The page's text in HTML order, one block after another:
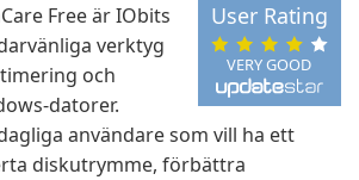
VERY GOOD
User Rating
Free är IObits
verktyg
och
datorer.
användare som vill ha ett
diskutrymme, förbättra